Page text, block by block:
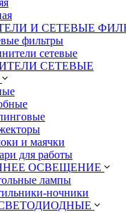
И СЕТЕВЫЕ
фильтры
сетевые
СЕТЕВЫЕ
и маячки
для работы
ОСВЕЩЕНИЕ
лампы
ночники